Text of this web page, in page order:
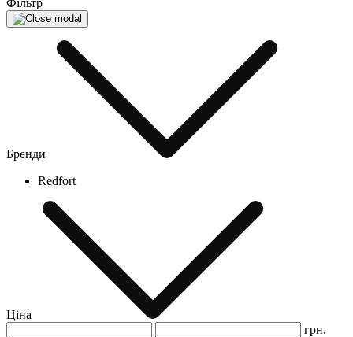
Бренди
Redfort
Ціна
грн.